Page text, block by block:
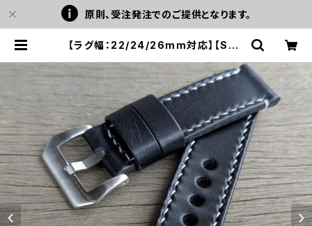
原則、受注発注でのご提供となります。
【ラグ幅：22/24/26mm対応】【STP
型】 スムース ブラック×ホワイトステ
ッチ 国産なめしのヌメ革 レザーベル
ト 腕時計 替えベルト LEVEL7 | LE
VEL7